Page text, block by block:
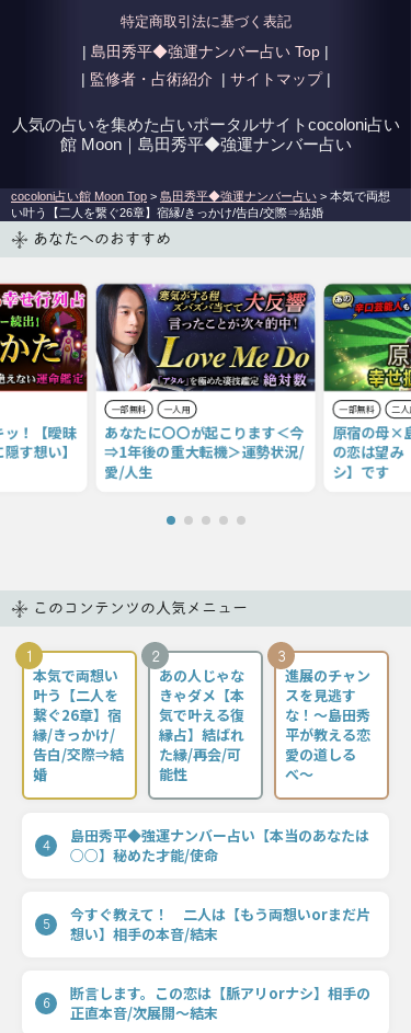
特定商取引法に基づく表記
| 島田秀平◆強運ナンバー占い Top |
| 監修者・占術紹介 | サイトマップ|
人気の占いを集めた占いポータルサイトcocoloni占い
館 Moon｜ 島田秀平◆強運ナンバー占い
cocoloni占い館 Moon Top > 島田秀平◆強運ナンバー占い > 本気で両想
い叶う【二人を繋ぐ26章】宿縁/きっかけ/告白/交際⇒結婚
あなたへのおすすめ
ッ！【曖昧
す想い】
一部無料 一人用
あなたに〇〇が起こります＜今
⇒1年後の重大転機＞運勢状況/
愛/人生
一部無料 二人用
原宿の母×
の恋は望
シ】です
このコンテンツの人気メニュー
1
本気で両想い
叶う【二人を
繋ぐ26章】宿
縁/きっかけ/
告白/交際⇒結
婚
2
あの人じゃな
きゃダメ【本
気で叶える復
縁占】結ばれ
た縁/再会/可
能性
3
進展のチャン
スを見逃す
な！〜島田秀
平が教える恋
愛の道しる
べ〜
4
島田秀平◆強運ナンバー占い【本当のあなたは
○○】秘めた才能/使命
5
今すぐ教えて！ 二人は【もう両想いorまだ片
想い】相手の本音/結末
6
断言します。この恋は【脈アリorナシ】相手の
正直本音/次展開〜結末